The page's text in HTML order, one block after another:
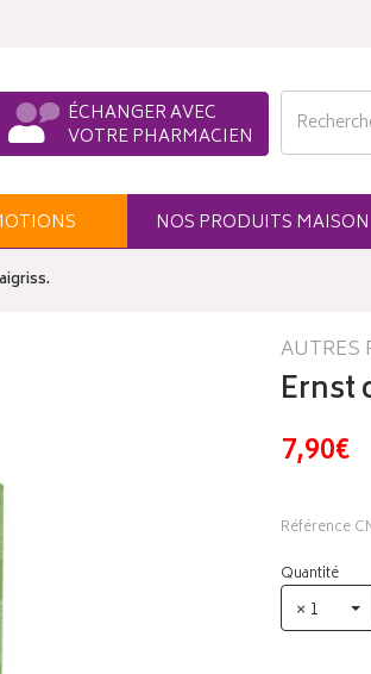
ÉCHANGER AVEC
VOTRE PHARMACIEN
TIONS NOS PRODUITS MAISON
AUTRES
Ernst
7,90€
Référence
Quantité
× 1